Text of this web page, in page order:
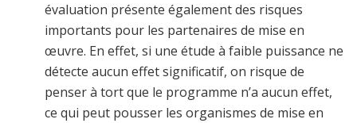
évaluation présente également des risques
importants pour les partenaires de mise en
œuvre. En effet, si une étude à faible puissance ne
détecte aucun effet significatif, on risque de
penser à tort que le programme n’a aucun effet,
ce qui peut pousser les organismes de mise en